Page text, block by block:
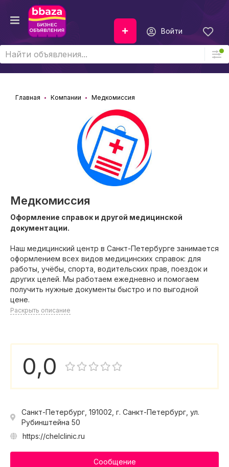
Войти
Главная Компании Медкомиссия
Медкомиссия
Оформление справок и другой медицинской
документации.
Наш медицинский центр в Санкт-Петербурге занимается
оформлением всех видов медицинских справок: для
работы, учёбы, спорта, водительских прав, поездок и
других целей. Мы работаем ежедневно и помогаем
получить нужные документы быстро и по выгодной
цене.
Раскрыть описание
0,0
Санкт-Петербург, 191002, г. Санкт-Петербург, ул.
Рубинштейна 50
https://chelclinic.ru
Сообщение